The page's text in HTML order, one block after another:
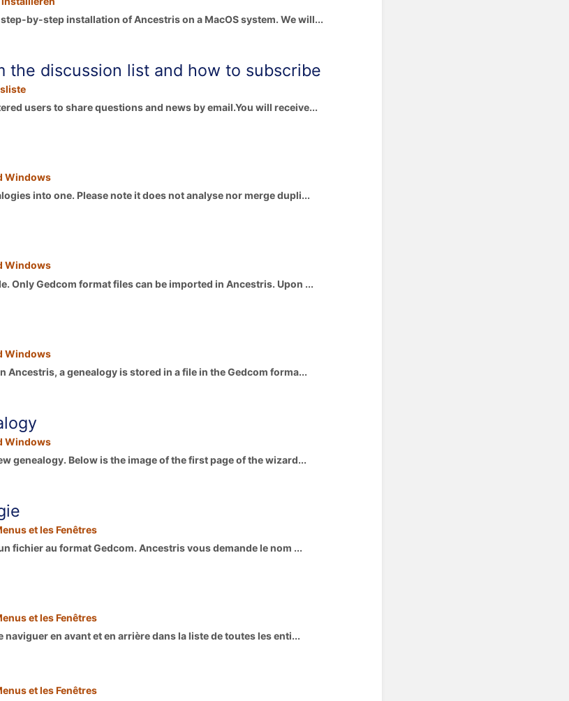
by-step installation of Ancestris on a MacOS system. We will...
the discussion list and how to subscribe
users to share questions and news by email.You will receive...
Windows
into one. Please note it does not analyse nor merge dupli...
Windows
Only Gedcom format files can be imported in Ancestris. Upon ...
Windows
Ancestris, a genealogy is stored in a file in the Gedcom forma...
Windows
genealogy. Below is the image of the first page of the wizard...
et les Fenêtres
fichier au format Gedcom. Ancestris vous demande le nom ...
et les Fenêtres
naviguer en avant et en arrière dans la liste de toutes les enti...
et les Fenêtres